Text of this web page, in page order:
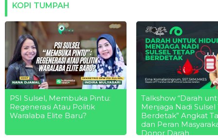
KOPI TUMPAH
PSI Sulsel, Membuka Pintu:
Regenerasi Atau Politik
Waralaba Elite Baru?
Talkshow “Darah
Menjaga Nadi Sulsel
Berdetak” Angkat
dan Peran
Donor Darah